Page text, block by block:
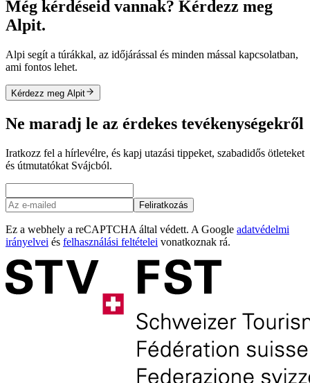
Még kérdéseid vannak? Kérdezz meg
Alpit.
Alpi segít a túrákkal, az időjárással és minden mással kapcsolatban,
ami fontos lehet.
Kérdezz meg Alpit
Ne maradj le az érdekes tevékenységekről
Iratkozz fel a hírlevélre, és kapj utazási tippeket, szabadidős ötleteket
és útmutatókat Svájcból.
Feliratkozás
Ez a webhely a reCAPTCHA által védett. A Google adatvédelmi
irányelvei és felhasználási feltételei vonatkoznak rá.